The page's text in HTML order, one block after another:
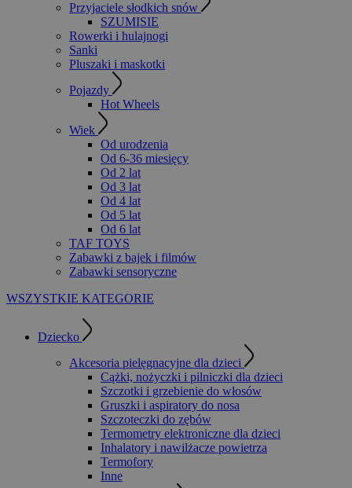
Przyjaciele słodkich snów
SZUMISIE
Rowerki i hulajnogi
Sanki
Pluszaki i maskotki
Pojazdy
Hot Wheels
Wiek
Od urodzenia
Od 6-36 miesięcy
Od 2 lat
Od 3 lat
Od 4 lat
Od 5 lat
Od 6 lat
TAF TOYS
Zabawki z bajek i filmów
Zabawki sensoryczne
WSZYSTKIE KATEGORIE
Dziecko
Akcesoria pielęgnacyjne dla dzieci
Cążki, nożyczki i pilniczki dla dzieci
Szczotki i grzebienie do włosów
Gruszki i aspiratory do nosa
Szczoteczki do zębów
Termometry elektroniczne dla dzieci
Inhalatory i nawilżacze powietrza
Termofory
Inne